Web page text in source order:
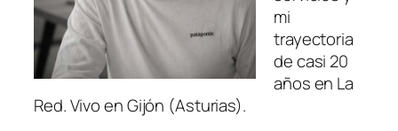
mi
trayectoria
de casi 20
años en La
Red. Vivo en Gijón (Asturias).